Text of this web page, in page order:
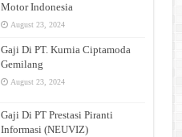
Motor Indonesia
August 23, 2024
Gaji Di PT. Kurnia Ciptamoda
Gemilang
August 23, 2024
Gaji Di PT Prestasi Piranti
Informasi (NEUVIZ)